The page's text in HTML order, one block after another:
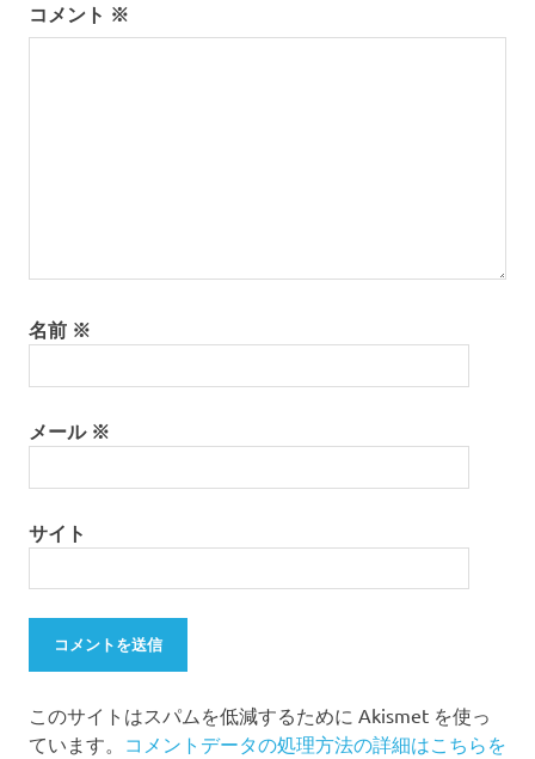
シ
コメント ※
名前 ※
メール ※
サイト
このサイトはスパムを低減するために Akismet を使っ
ています。 コメントデータの処理方法の詳細はこちらを